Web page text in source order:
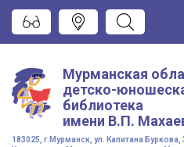
Мурманская
детско-
библиотека
имени В.П.
183025, г.Мурманск, ул. Капитана Буркова,